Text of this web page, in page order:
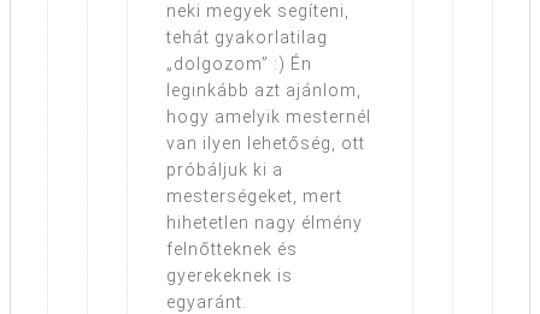
neki megyek segíteni,
tehát gyakorlatilag
„dolgozom” :) Én
leginkább azt ajánlom,
hogy amelyik mesternél
van ilyen lehetőség, ott
próbáljuk ki a
mesterségeket, mert
hihetetlen nagy élmény
felnőtteknek és
gyerekeknek is
egyaránt.